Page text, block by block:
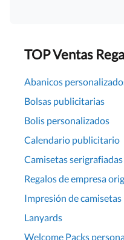
TOP Ventas
Abanicos
Bolsas publicitarias
Bolis personalizados
Calendario publicitario
Camisetas serigrafiadas
Regalos de empresa
Impresión de camisetas
Lanyards
Welcome Packs